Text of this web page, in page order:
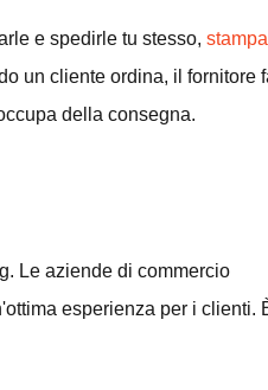
e spedirle tu stesso,
un cliente ordina, il fornitore
della consegna.
Le aziende di commercio
esperienza per i clienti.